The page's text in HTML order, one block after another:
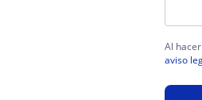
Al
aviso